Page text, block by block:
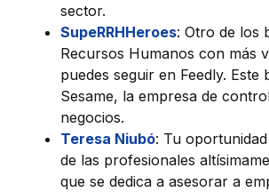
sector.
SupeRRHHeroes: Otro de los
Recursos Humanos con más
puedes seguir en Feedly. Este
Sesame, la empresa de
negocios.
Teresa Niubó: Tu
de las profesionales
que se dedica a asesorar a